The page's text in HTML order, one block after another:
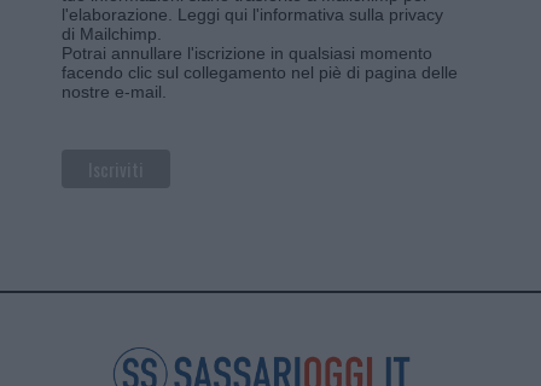
l'elaborazione. Leggi qui l'informativa sulla privacy
di Mailchimp.
Potrai annullare l'iscrizione in qualsiasi momento
facendo clic sul collegamento nel piè di pagina delle
nostre e-mail.